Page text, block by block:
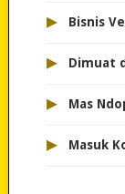
▸ Bisnis
▸ Dimuat
▸ Mas
▸ Masuk